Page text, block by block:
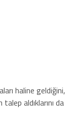
haline geldiğini,
aldıklarını da